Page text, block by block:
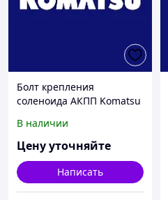
Болт крепления
соленоида АКПП Komatsu
В наличии
Цену уточняйте
Написать